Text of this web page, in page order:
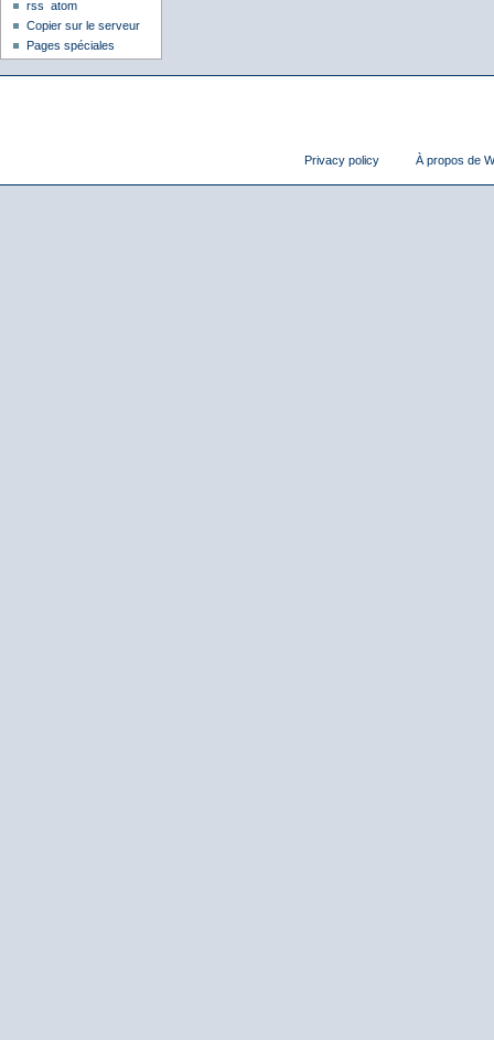
rss
atom
Copier sur le serveur
Pages spéciales
Privacy policy À propos de